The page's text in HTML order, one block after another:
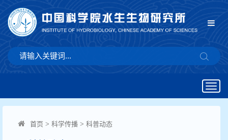
首页 > 科学传播 > 科普动态